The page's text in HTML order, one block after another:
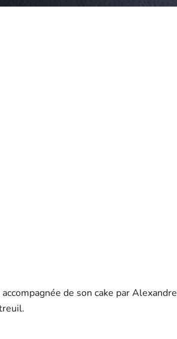
de son cake par Alexandre